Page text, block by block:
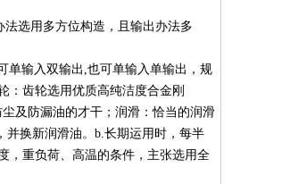
选用多方位构造，且输出办法多
单输入双输出,也可单输入单输出，规
：齿轮选用优质高纯洁度合金刚
及防漏油的才干；润滑：恰当的润滑
并换新润滑油。b.长期运用时，每半
，重负荷、高温的条件，主张选用全